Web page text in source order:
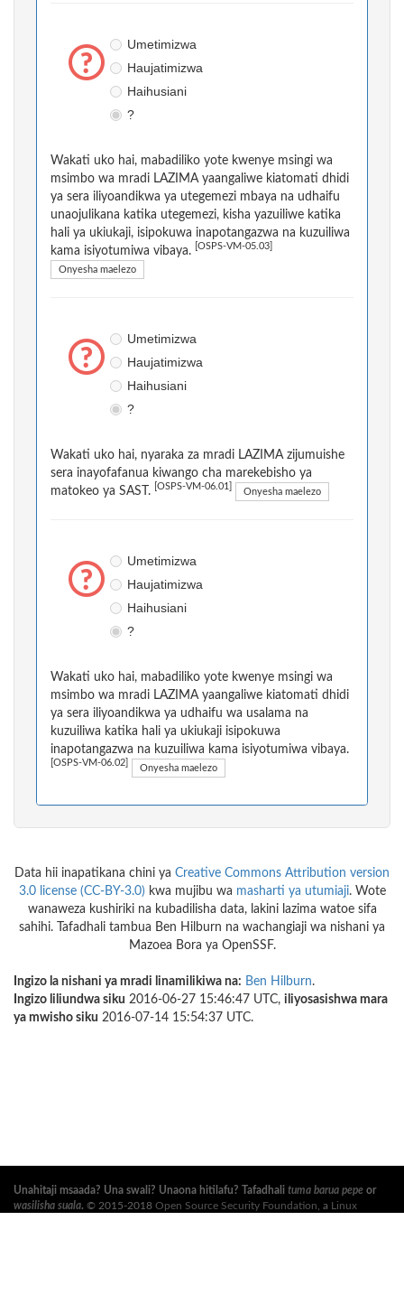
Umetimizwa
Haujatimizwa
Haihusiani
?
Wakati uko hai, mabadiliko yote kwenye msingi wa
msimbo wa mradi LAZIMA yaangaliwe kiatomati dhidi
ya sera iliyoandikwa ya utegemezi mbaya na udhaifu
unaojulikana katika utegemezi, kisha yazuiliwe katika
hali ya ukiukaji, isipokuwa inapotangazwa na kuzuiliwa
kama isiyotumiwa vibaya.
[OSPS-VM-05.03]
Onyesha maelezo
Umetimizwa
Haujatimizwa
Haihusiani
?
Wakati uko hai, nyaraka za mradi LAZIMA zijumuishe
sera inayofafanua kiwango cha marekebisho ya
matokeo ya SAST.
[OSPS-VM-06.01] Onyesha maelezo
Umetimizwa
Haujatimizwa
Haihusiani
?
Wakati uko hai, mabadiliko yote kwenye msingi wa
msimbo wa mradi LAZIMA yaangaliwe kiatomati dhidi
ya sera iliyoandikwa ya udhaifu wa usalama na
kuzuiliwa katika hali ya ukiukaji isipokuwa
inapotangazwa na kuzuiliwa kama isiyotumiwa vibaya.
[OSPS-VM-06.02] Onyesha maelezo
Data hii inapatikana chini ya Creative Commons Attribution version
3.0 license (CC-BY-3.0) kwa mujibu wa masharti ya utumiaji. Wote
wanaweza kushiriki na kubadilisha data, lakini lazima watoe sifa
sahihi. Tafadhali tambua Ben Hilburn na wachangiaji wa nishani ya
Mazoea Bora ya OpenSSF.
Ingizo la nishani ya mradi linamilikiwa na: Ben Hilburn.
Ingizo liliundwa siku 2016-06-27 15:46:47 UTC, iliyosasishwa mara
ya mwisho siku 2016-07-14 15:54:37 UTC.
Unahitaji msaada? Una swali? Unaona hitilafu? Tafadhali tuma barua pepe or
wasilisha suala. © 2015-2018 Open Source Security Foundation , a Linux